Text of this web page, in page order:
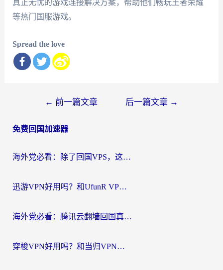
真正无忧的游戏连接解决方案，帮助他们畅玩王者荣耀
等热门国服游戏。
Spread the love
导
← 前一篇文章 后一篇文章 →
免费回国加速器
海外党必看：除了回国VPS，这样选加速器也能无缝刷国内资源？
迅游VPN好用吗？和UfunR VPN对比哪个回国效果更好？海外党亲测避坑指南
海外党必看：腾讯云翻墙回国真的好用吗？+ 3步选对回国加速器指南
穿梭VPN好用吗？和当归VPN对比哪个回国效果更好？海外党亲测实用指南